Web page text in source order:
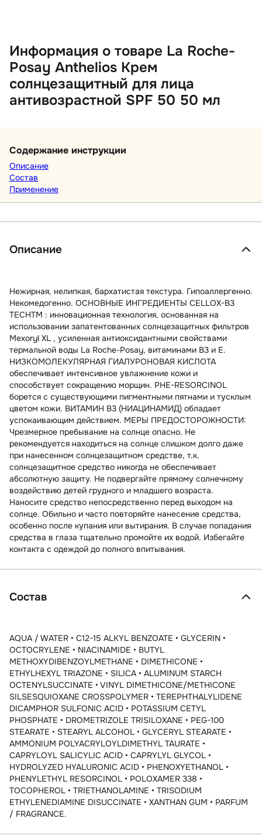
Информация о товаре La Roche-
Posay Anthelios Крем
солнцезащитный для лица
антивозрастной SPF 50 50 мл
Содержание инструкции
Описание
Состав
Применение
Описание
Нежирная, нелипкая, бархатистая текстура. Гипоаллергенно.
Некомедогенно. ОСНОВНЫЕ ИНГРЕДИЕНТЫ CELLOX-B3
TECHTM : инновационная технология, основанная на
использовании запатентованных солнцезащитных фильтров
Mexoryl XL , усиленная антиоксидантными свойствами
термальной воды La Roche-Posay, витаминами B3 и Е.
НИЗКОМОЛЕКУЛЯРНАЯ ГИАЛУРОНОВАЯ КИСЛОТА
обеспечивает интенсивное увлажнение кожи и
способствует сокращению морщин. PHE-RESORCINOL
борется с существующими пигментными пятнами и тусклым
цветом кожи. ВИТАМИН B3 (НИАЦИНАМИД) обладает
успокаивающим действием. МЕРЫ ПРЕДОСТОРОЖНОСТИ:
Чрезмерное пребывание на солнце опасно. Не
рекомендуется находиться на солнце слишком долго даже
при нанесенном солнцезащитном средстве, т.к.
солнцезащитное средство никогда не обеспечивает
абсолютную защиту. Не подвергайте прямому солнечному
воздействию детей грудного и младшего возраста.
Наносите средство непосредственно перед выходом на
солнце. Обильно и часто повторяйте нанесение средства,
особенно после купания или вытирания. В случае попадания
средства в глаза тщательно промойте их водой. Избегайте
контакта с одеждой до полного впитывания.
Состав
AQUA / WATER • C12-15 ALKYL BENZOATE • GLYCERIN •
OCTOCRYLENE • NIACINAMIDE • BUTYL
METHOXYDIBENZOYLMETHANE • DIMETHICONE •
ETHYLHEXYL TRIAZONE • SILICA • ALUMINUM STARCH
OCTENYLSUCCINATE • VINYL DIMETHICONE/METHICONE
SILSESQUIOXANE CROSSPOLYMER • TEREPHTHALYLIDENE
DICAMPHOR SULFONIC ACID • POTASSIUM CETYL
PHOSPHATE • DROMETRIZOLE TRISILOXANE • PEG-100
STEARATE • STEARYL ALCOHOL • GLYCERYL STEARATE •
AMMONIUM POLYACRYLOYLDIMETHYL TAURATE •
CAPRYLOYL SALICYLIC ACID • CAPRYLYL GLYCOL •
HYDROLYZED HYALURONIC ACID • PHENOXYETHANOL •
PHENYLETHYL RESORCINOL • POLOXAMER 338 •
TOCOPHEROL • TRIETHANOLAMINE • TRISODIUM
ETHYLENEDIAMINE DISUCCINATE • XANTHAN GUM • PARFUM
/ FRAGRANCE.